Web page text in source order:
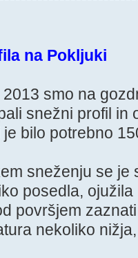
na Pokljuki
smo na
snežni profil in
bilo potrebno
sneženju se je
posedla,
površjem
nekoliko